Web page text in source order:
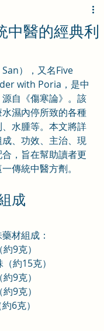
中醫的經典利
），又名Five
with Poria，是中
自《傷寒論》。該
濕內停所致的各種
水腫等。本文將詳
、功效、主治、現
，旨在幫助讀者更
傳統中醫方劑。
成
材組成：
9克）
約15克）
9克）
9克）
6克）